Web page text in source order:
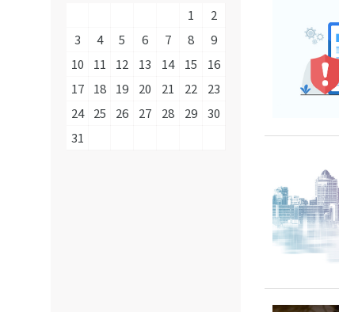
1
2
3
4 5 6 7 8
9
10
11 12 13 14 15
16
17
18 19 20 21 22
23
24
25 26 27 28 29
30
31